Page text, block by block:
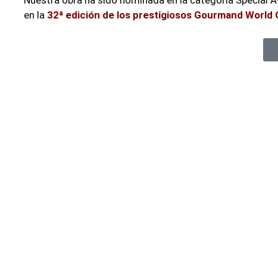
en la 32ª edición de los prestigiosos Gourmand World